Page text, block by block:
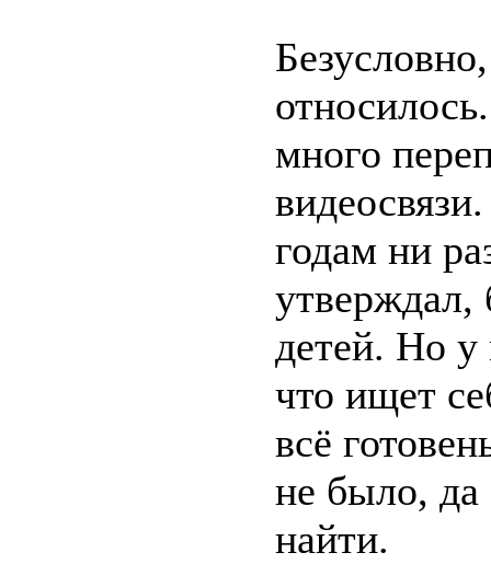
много
годам ни
утверждал,
детей. Но у
что ищет
всё
не было, да
найти.